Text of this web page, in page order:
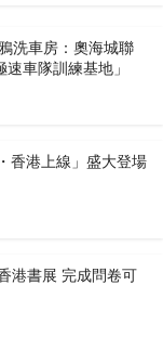
洗車房：奧海城聯
車隊訓練基地」
香港上線」盛大登場
港書展 完成問卷可